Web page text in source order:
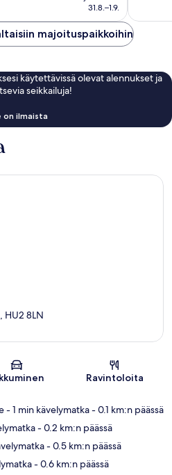
50 €
31.8.–1.9.
majoituspaikkoihin
käytettävissä olevat alennukset ja
seikkailuja!
on ilmaista
Kartta
HU2 8LN
Ravintoloita
- 1 min kävelymatka- 0.1 km:n päässä
- 0.2 km:n päässä
- 0.5 km:n päässä
- 0.6 km:n päässä